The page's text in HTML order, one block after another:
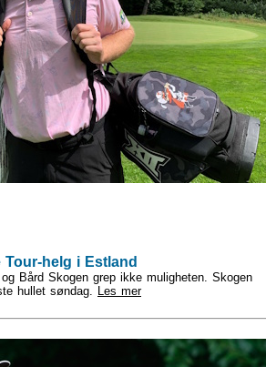
helg i Estland
Bård Skogen grep ikke muligheten. Skogen
hullet søndag. Les mer